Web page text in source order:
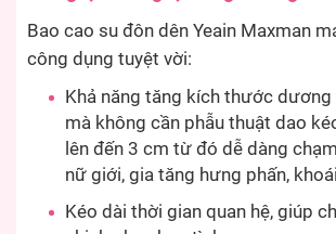
Bao cao su đôn dên Yeain Maxman
công dụng tuyệt vời:
Khả năng tăng kích thước
mà không cần phẫu thuật dao
lên đến 3 cm từ đó dễ dàng
nữ giới, gia tăng hưng phấn,
Kéo dài thời gian quan hệ, giúp